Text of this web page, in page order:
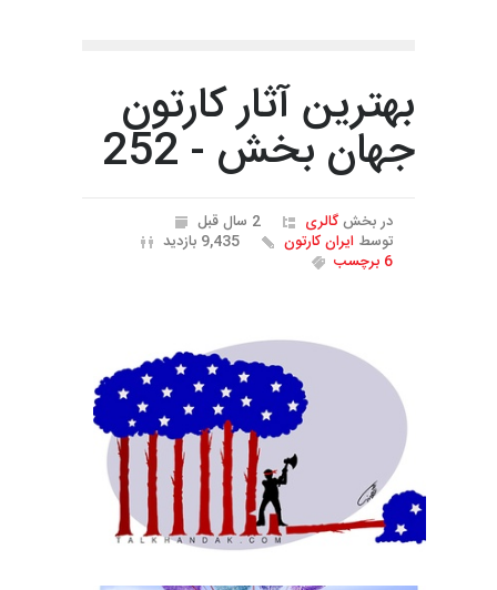
بهترین آثار کارتون
جهان بخش - 252
در بخشگالری
2 سال قبل
توسط ایران کارتون
9,435 بازدید
6 برچسب